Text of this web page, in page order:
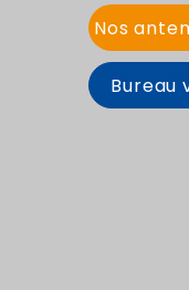
Nos
Bureau